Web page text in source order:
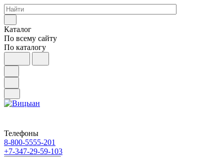
Каталог
По всему сайту
По каталогу
Телефоны
8-800-5555-201
+7-347-29-59-103